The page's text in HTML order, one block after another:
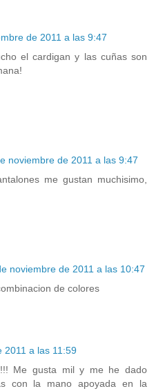
de 2011 a las 9:47
el cardigan y las cuñas son
noviembre de 2011 a las 9:47
me gustan muchisimo,
noviembre de 2011 a las 10:47
de colores
2011 a las 11:59
Me gusta mil y me he dado
con la mano apoyada en la